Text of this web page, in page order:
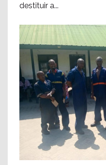
destituir a...